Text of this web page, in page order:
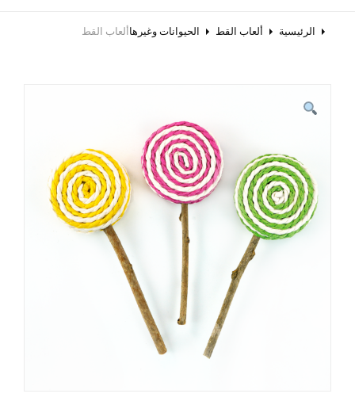
الرئيسية ألعاب القط الحيوانات وغيرهاألعاب القط